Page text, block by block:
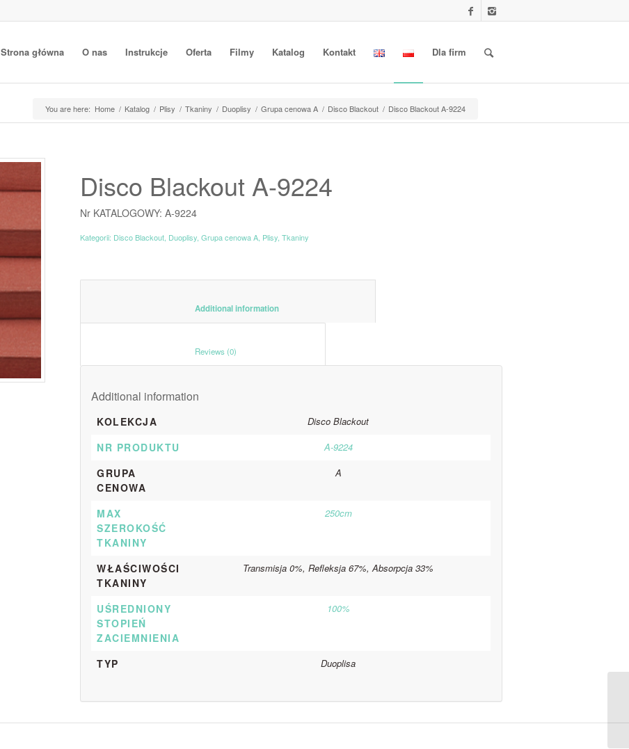
Strona główna O nas Instrukcje Oferta Filmy Katalog Kontakt Dla firm
You are here: Home / Katalog / Plisy / Tkaniny / Duoplisy / Grupa cenowa A / Disco Blackout / Disco Blackout A-9224
Disco Blackout A-9224
Nr KATALOGOWY: A-9224
Kategorii: Disco Blackout Duoplisy ,Grupa cenowa A Plisy ,Tkaniny
Additional information
KOLEKCJA Disco Blackout
NR PRODUKTU A-9224
GRUPA
CENOWA
A
MAX
SZEROKOŚĆ
TKANINY
250cm
WŁAŚCIWOŚCI
TKANINY
Transmisja 0%, Refleksja 67%, Absorpcja 33%
UŚREDNIONY
STOPIEŃ
ZACIEMNIENIA
100%
TYP Duoplisa